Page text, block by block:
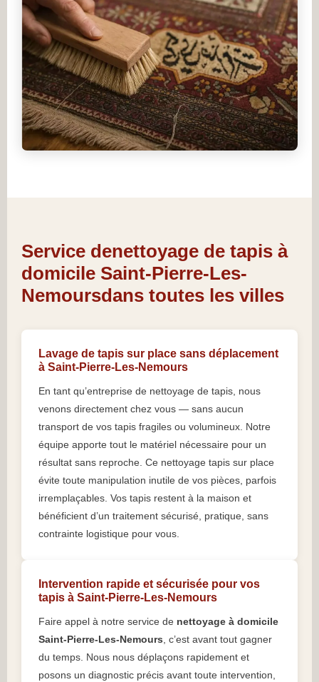
Service denettoyage de tapis à
domicile Saint-Pierre-Les-
Nemoursdans toutes les villes
Lavage de tapis sur place sans déplacement
à Saint-Pierre-Les-Nemours
En tant qu’entreprise de nettoyage de tapis, nous
venons directement chez vous — sans aucun
transport de vos tapis fragiles ou volumineux. Notre
équipe apporte tout le matériel nécessaire pour un
résultat sans reproche. Ce nettoyage tapis sur place
évite toute manipulation inutile de vos pièces, parfois
irremplaçables. Vos tapis restent à la maison et
bénéficient d’un traitement sécurisé, pratique, sans
contrainte logistique pour vous.
Intervention rapide et sécurisée pour vos
tapis à Saint-Pierre-Les-Nemours
Faire appel à notre service de nettoyage à domicile
Saint-Pierre-Les-Nemours, c’est avant tout gagner
du temps. Nous nous déplaçons rapidement et
posons un diagnostic précis avant toute intervention,